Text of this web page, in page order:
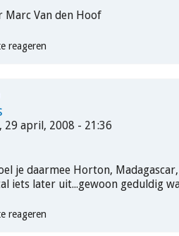
Marc Van den Hoof
reageren
29 april, 2008 - 21:36
je daarmee Horton,
iets later uit...gewoon geduldig
reageren